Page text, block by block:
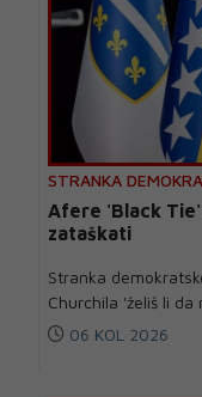
STRANKA
Afere 'Black
zataškati
Stranka
Churchila 'želiš li da
06 KOL 2026